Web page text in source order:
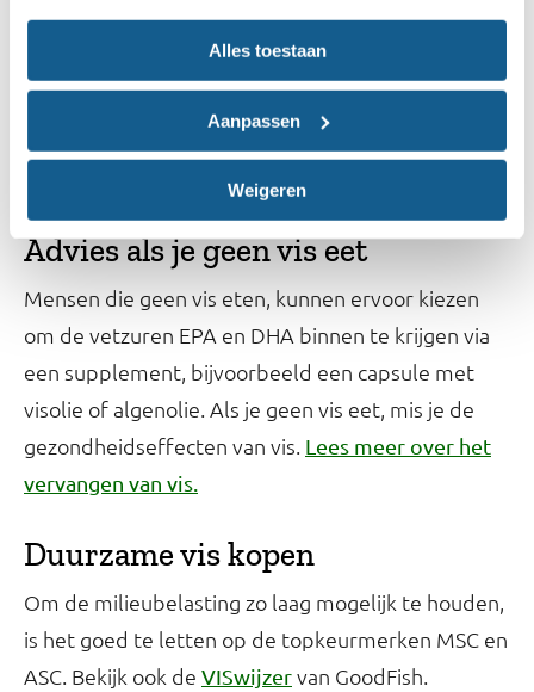
Alles toestaan
Aanpassen
Weigeren
Advies als je geen vis eet
Mensen die geen vis eten, kunnen ervoor kiezen
om de vetzuren EPA en DHA binnen te krijgen via
een supplement, bijvoorbeeld een capsule met
visolie of algenolie. Als je geen vis eet, mis je de
gezondheidseffecten van vis. Lees meer over het
vervangen van vis.
Duurzame vis kopen
Om de milieubelasting zo laag mogelijk te houden,
is het goed te letten op de topkeurmerken MSC en
ASC. Bekijk ook de VISwijzervan GoodFish.